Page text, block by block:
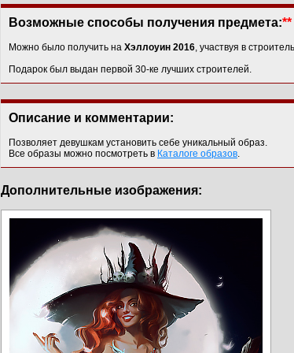
Возможные способы получения предмета:**
Можно было получить на Хэллоуин 2016, участвуя в
Подарок был выдан первой 30-ке лучших строителей.
Описание и комментарии:
Позволяет девушкам установить себе уникальный образ.
Все образы можно посмотреть в Каталоге образов.
Дополнительные изображения: